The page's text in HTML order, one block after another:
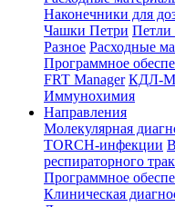
Наконечники для
Чашки Петри Петли
Разное Расходные
Программное
FRT Manager КДЛ-
Иммунохимия
Направления
Молекулярная
TORCH-инфекции
респираторного
Программное
Клиническая